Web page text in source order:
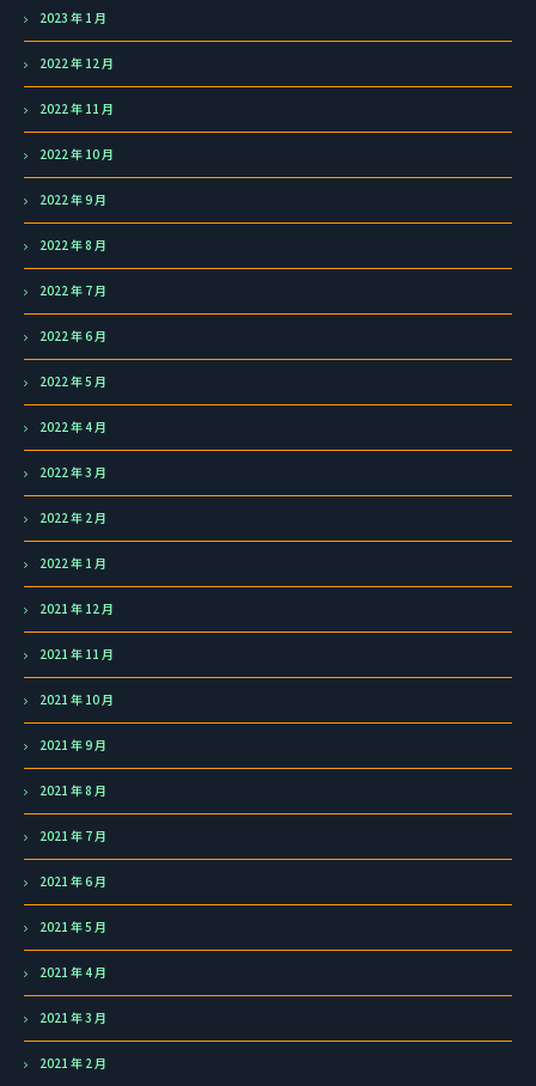
2023 年 1 月
2022 年 12 月
2022 年 11 月
2022 年 10 月
2022 年 9 月
2022 年 8 月
2022 年 7 月
2022 年 6 月
2022 年 5 月
2022 年 4 月
2022 年 3 月
2022 年 2 月
2022 年 1 月
2021 年 12 月
2021 年 11 月
2021 年 10 月
2021 年 9 月
2021 年 8 月
2021 年 7 月
2021 年 6 月
2021 年 5 月
2021 年 4 月
2021 年 3 月
2021 年 2 月